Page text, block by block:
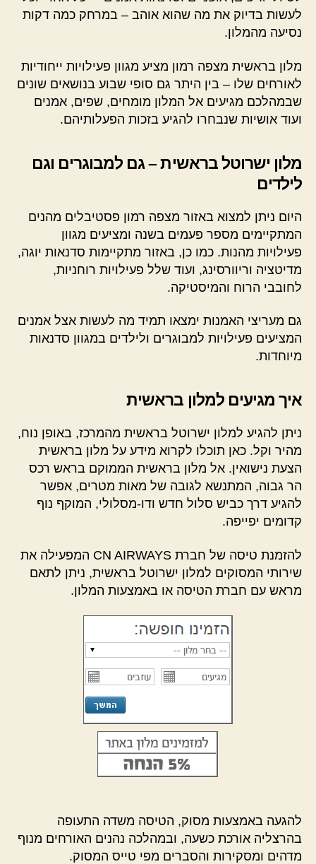
לעשות בדיוק את מה שהוא אוהב – במרחק כמה דקות
נסיעה מהמלון.
מלון בראשית מצפה רמון מציע מגוון פעילויות ייחודיות
לאורחים שלו – בין היתר גם סופי שבוע בנושאים שונים
שבמהלכם מגיעים אל המלון מומחים, שפים, אמנים
ועוד אושיות שנבחרו להגיע בזכות הפעלותיהם.
מלון ישרוטל בראשית – גם למבוגרים וגם
לילדים
היום ניתן למצוא באזור מצפה רמון פסטיבלים מהנים
המתקיימים מספר פעמים בשנה ומציעים מגוון
פעילויות מהנות. כמו כן, באזור מתקיימות סדנאות יוגה,
מדיטציה וריוורסינג, ועוד שלל פעילויות רוחניות,
לחובבי הרוח והמיסטיקה.
גם מעריצי האמנות ימצאו תמיד מה לעשות אצל אמנים
המציעים פעילויות למבוגרים ולילדים במגוון סדנאות
מיוחדות.
איך מגיעים למלון בראשית
ניתן להגיע למלון ישרוטל בראשית מהמרכז, באופן נוח,
מהיר וקל. כאן תוכלו לקרוא מידע על מלון בראשית
הצעת נישואין. אל מלון בראשית הממוקם בראש רכס
הר גבוה, המתנשא לגובה של מאות מטרים, אפשר
להגיע דרך כביש סלול חדש ודו-מסלולי, המוקף נוף
קדומים יפייפה.
להזמנת טיסה של חברת CN AIRWAYS המפעילה את
שירותי המסוקים למלון ישרוטל בראשית, ניתן לתאם
מראש עם חברת הטיסה או באמצעות המלון.
להגעה באמצעות מסוק, הטיסה משדה התעופה
בהרצליה אורכת כשעה, ובמהלכה נהנים האורחים מנוף
מדהים ומסקירות והסברים מפי טייס המסוק.